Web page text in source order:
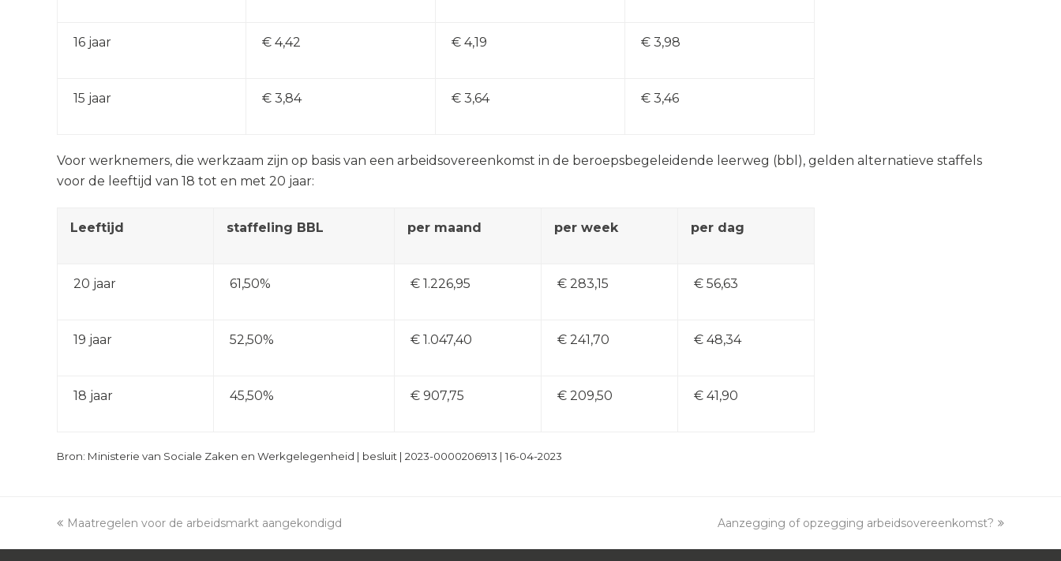
16 jaar € 4,42 € 4,19 € 3,98
15 jaar € 3,84 € 3,64 € 3,46
Voor werknemers, die werkzaam zijn op basis van een arbeidsovereenkomst in de beroepsbegeleidende leerweg (bbl), gelden alternatieve staffels
voor de leeftijd van 18 tot en met 20 jaar:
Leeftijd staffeling BBL per maand per week per dag
20 jaar 61,50% € 1.226,95 € 283,15 € 56,63
19 jaar 52,50% € 1.047,40 € 241,70 € 48,34
18 jaar 45,50% € 907,75 € 209,50 € 41,90
Bron: Ministerie van Sociale Zaken en Werkgelegenheid | besluit | 2023-0000206913 | 16-04-2023
previous
Maatregelen voor de arbeidsmarkt aangekondigd
next
Aanzegging of opzegging arbeidsovereenkomst?